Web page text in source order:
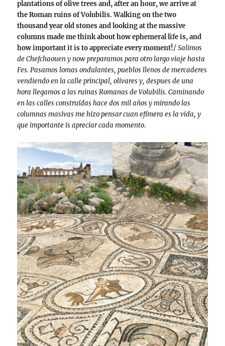
plantations of olive trees and, after an hour, we arrive at
the Roman ruins of Volubilis. Walking on the two
thousand year old stones and looking at the massive
columns made me think about how ephemeral life is, and
how important it is to appreciate every moment!/Salimos
de Chefchaouen y now preparamos para otro largo viaje hasta
Fes. Pasamos lomas ondulantes, pueblos llenos de mercaderes
vendiendo en la calle principal, olivares y, despues de una
hora llegamos a las ruinas Romanas de Volubilis. Caminando
en las calles construídas hace dos mil años y mirando las
columnas masivas me hizo pensar cuan efímera es la vida, y
que importante is apreciar cada momento.